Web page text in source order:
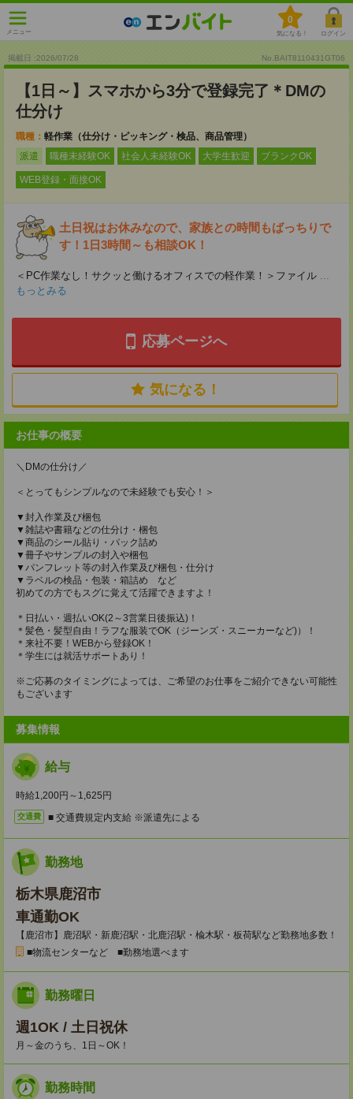
メニュー
0
気になる！ ログイン
掲載日 :2026/07/28 No.BAIT8110431GT06
【1日～】スマホから3分で登録完了＊DMの
仕分け
職種： 軽作業（仕分け・ピッキング・検品、商品管理）
派遣
職種未経験OK 社会人未経験OK 大学生歓迎 ブランクOK
WEB登録・面接OK
土日祝はお休みなので、家族との時間もばっちりで
す！1日3時間～も相談OK！
＜PC作業なし！サクッと働けるオフィスでの軽作業！＞ファイル ...
もっとみる
応募ページへ
気になる！
お仕事の概要
＼DMの仕分け／
＜とってもシンプルなので未経験でも安心！＞
▼封入作業及び梱包
▼雑誌や書籍などの仕分け・梱包
▼商品のシール貼り・パック詰め
▼冊子やサンプルの封入や梱包
▼パンフレット等の封入作業及び梱包・仕分け
▼ラベルの検品・包装・箱詰め など
初めての方でもスグに覚えて活躍できますよ！
＊日払い・週払いOK(2～3営業日後振込)！
＊髪色・髪型自由！ラフな服装でOK（ジーンズ・スニーカーなど)）！
＊来社不要！WEBから登録OK！
＊学生には就活サポートあり！
※ご応募のタイミングによっては、ご希望のお仕事をご紹介できない可能性
もございます
募集情報
給与
時給1,200円～1,625円
交通費 ■ 交通費規定内支給 ※派遣先による
勤務地
栃木県鹿沼市
車通勤OK
【鹿沼市】鹿沼駅・新鹿沼駅・北鹿沼駅・楡木駅・板荷駅など勤務地多数！
■物流センターなど ■勤務地選べます
勤務曜日
週1OK / 土日祝休
月～金のうち、1日～OK！
勤務時間